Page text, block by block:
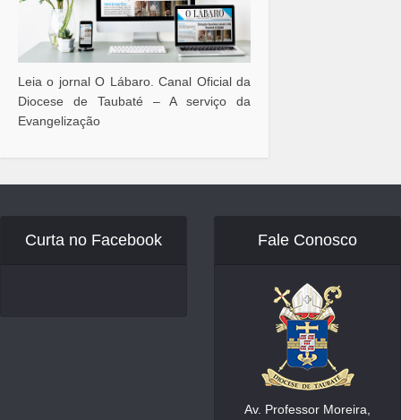
Leia o jornal O Lábaro. Canal Oficial da
Diocese de Taubaté – A serviço da
Evangelização
Curta no Facebook Fale Conosco
Av. Professor Moreira,